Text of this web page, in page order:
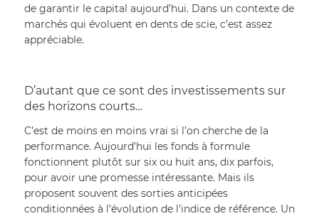
de garantir le capital aujourd’hui. Dans un contexte de
marchés qui évoluent en dents de scie, c’est assez
appréciable.
D’autant que ce sont des investissements sur
des horizons courts…
C’est de moins en moins vrai si l’on cherche de la
performance. Aujourd’hui les fonds à formule
fonctionnent plutôt sur six ou huit ans, dix parfois,
pour avoir une promesse intéressante. Mais ils
proposent souvent des sorties anticipées
conditionnées à l’évolution de l’indice de référence. Un